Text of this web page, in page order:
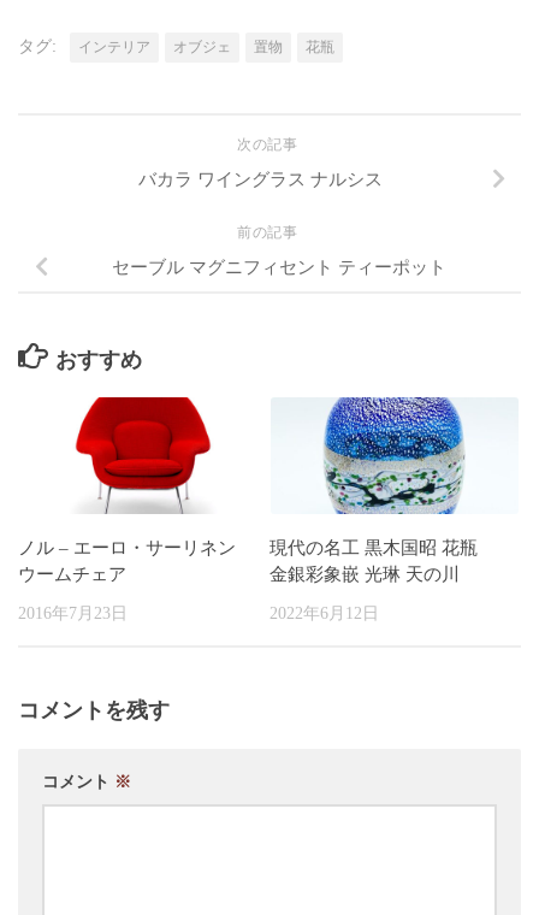
タグ: インテリア オブジェ 置物 花瓶
次の記事
バカラ ワイングラス ナルシス
前の記事
セーブル マグニフィセント ティーポット
おすすめ
ノル – エーロ・サーリネン
ウームチェア
2016年7月23日
現代の名工 黒木国昭 花瓶
金銀彩象嵌 光琳 天の川
2022年6月12日
コメントを残す
コメント ※